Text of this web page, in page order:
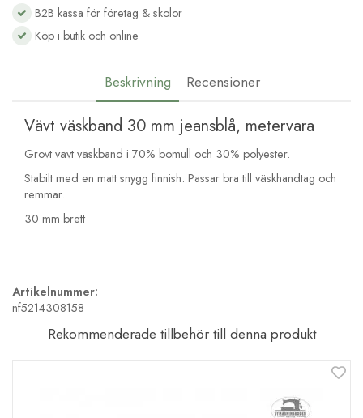
B2B kassa för företag & skolor
Köp i butik och online
Beskrivning Recensioner
Vävt väskband 30 mm jeansblå, metervara
Grovt vävt väskband i 70% bomull och 30% polyester.
Stabilt med en matt snygg finnish. Passar bra till väskhandtag och
remmar.
30 mm brett
Artikelnummer:
nf5214308158
Rekommenderade tillbehör till denna produkt